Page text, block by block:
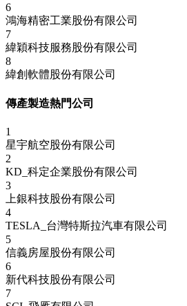
6
鴻海精密工業股份有限公司
7
緯穎科技服務股份有限公司
8
緯創軟體股份有限公司
傳產製造熱門公司
1
星宇航空股份有限公司
2
KD_科定企業股份有限公司
3
上銀科技股份有限公司
4
TESLA_台灣特斯拉汽車有限公司
5
信義房屋股份有限公司
6
新代科技股份有限公司
7